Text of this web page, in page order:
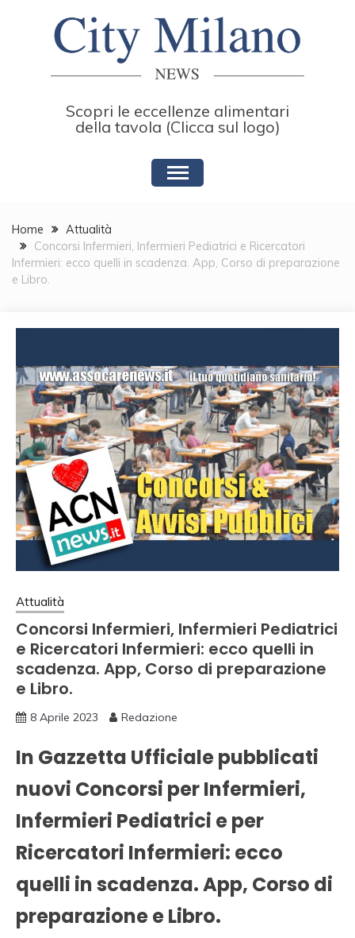
Scopri le eccellenze alimentari
della tavola (Clicca sul logo)
Home
Attualità
Concorsi Infermieri, Infermieri Pediatrici e Ricercatori
Infermieri: ecco quelli in scadenza. App, Corso di preparazione
e Libro.
Attualità
Concorsi Infermieri, Infermieri Pediatrici
e Ricercatori Infermieri: ecco quelli in
scadenza. App, Corso di preparazione
e Libro.
8 Aprile 2023 Redazione
In Gazzetta Ufficiale pubblicati
nuovi Concorsi per Infermieri,
Infermieri Pediatrici e per
Ricercatori Infermieri: ecco
quelli in scadenza. App, Corso di
preparazione e Libro.